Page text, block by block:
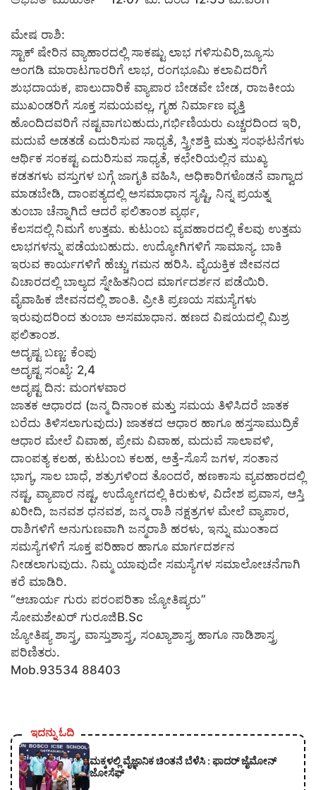
ಮೇಷ ರಾಶಿ:
ಸ್ಟಾಕ್ ಷೇರಿನ ವ್ಯಾಹಾರದಲ್ಲಿ ಸಾಕಷ್ಟು ಲಾಭ ಗಳಿಸುವಿರಿ,ಜ್ಯೂಸು
ಅಂಗಡಿ ಮಾರಾಟಗಾರರಿಗೆ ಲಾಭ, ರಂಗಭೂಮಿ ಕಲಾವಿದರಿಗೆ
ಶುಭದಾಯಕ, ಪಾಲುದಾರಿಕೆ ವ್ಯಾಪಾರ ಬೇಡವೇ ಬೇಡ, ರಾಜಕೀಯ
ಮುಖಂಡರಿಗೆ ಸೂಕ್ತ ಸಮಯವಲ್ಲ, ಗೃಹ ನಿರ್ಮಾಣ ವೃತ್ತಿ
ಹೊಂದಿದವರಿಗೆ ನಷ್ಟವಾಗಬಹುದು,ಗರ್ಭಿಣಿಯರು ಎಚ್ಚರದಿಂದ ಇರಿ,
ಮದುವೆ ಅಡತಡೆ ಎದುರಿಸುವ ಸಾಧ್ಯತೆ, ಸ್ತ್ರೀಶಕ್ತಿ ಮತ್ತು ಸಂಘಟನೆಗಳು
ಆರ್ಥಿಕ ಸಂಕಷ್ಟ ಎದುರಿಸುವ ಸಾಧ್ಯತೆ, ಕಛೇರಿಯಲ್ಲಿನ ಮುಖ್ಯ
ಕಡತಗಳು ವಸ್ತುಗಳ ಬಗ್ಗೆ ಜಾಗೃತಿ ವಹಿಸಿ, ಅಧಿಕಾರಿಗಳೊಡನೆ ವಾಗ್ವಾದ
ಮಾಡಬೇಡಿ, ದಾಂಪತ್ಯದಲ್ಲಿ ಅಸಮಾಧಾನ ಸೃಷ್ಟಿ, ನಿನ್ನ ಪ್ರಯತ್ನ
ತುಂಬಾ ಚೆನ್ನಾಗಿದೆ ಆದರೆ ಫಲಿತಾಂಶ ವ್ಯರ್ಥ,
ಕೆಲಸದಲ್ಲಿ ನಿಮಗೆ ಉತ್ತಮ. ಕುಟುಂಬ ವ್ಯವಹಾರದಲ್ಲಿ ಕೆಲವು ಉತ್ತಮ
ಲಾಭಗಳನ್ನು ಪಡೆಯಬಹುದು. ಉದ್ಯೋಗಿಗಳಿಗೆ ಸಾಮಾನ್ಯ. ಬಾಕಿ
ಇರುವ ಕಾರ್ಯಗಳಿಗೆ ಹೆಚ್ಚು ಗಮನ ಹರಿಸಿ. ವೈಯಕ್ತಿಕ ಜೀವನದ
ವಿಚಾರದಲ್ಲಿ ಬಾಲ್ಯದ ಸ್ನೇಹಿತನಿಂದ ಮಾರ್ಗದರ್ಶನ ಪಡೆಯಿರಿ.
ವೈವಾಹಿಕ ಜೀವನದಲ್ಲಿ ಶಾಂತಿ. ಪ್ರೀತಿ ಪ್ರಣಯ ಸಮಸ್ಯೆಗಳು
ಇರುವುದರಿಂದ ತುಂಬಾ ಅಸಮಾಧಾನ. ಹಣದ ವಿಷಯದಲ್ಲಿ ಮಿಶ್ರ
ಫಲಿತಾಂಶ.
ಅದೃಷ್ಟ ಬಣ್ಣ: ಕೆಂಪು
ಅದೃಷ್ಟ ಸಂಖ್ಯೆ: 2,4
ಅದೃಷ್ಟ ದಿನ: ಮಂಗಳವಾರ
ಜಾತಕ ಆಧಾರದ (ಜನ್ಮ ದಿನಾಂಕ ಮತ್ತು ಸಮಯ ತಿಳಿಸಿದರೆ ಜಾತಕ
ಬರೆದು ತಿಳಿಸಲಾಗುವುದು) ಜಾತಕದ ಆಧಾರ ಹಾಗೂ ಹಸ್ತಸಾಮುದ್ರಿಕೆ
ಆಧಾರ ಮೇಲೆ ವಿವಾಹ, ಪ್ರೇಮ ವಿವಾಹ, ಮದುವೆ ಸಾಲಾವಳಿ,
ದಾಂಪತ್ಯ ಕಲಹ, ಕುಟುಂಬ ಕಲಹ, ಅತ್ತೆ-ಸೊಸೆ ಜಗಳ, ಸಂತಾನ
ಭಾಗ್ಯ, ಸಾಲ ಬಾಧೆ, ಶತ್ರುಗಳಿಂದ ತೊಂದರೆ, ಹಣಕಾಸು ವ್ಯವಹಾರದಲ್ಲಿ
ನಷ್ಟ, ವ್ಯಾಪಾರ ನಷ್ಟ, ಉದ್ಯೋಗದಲ್ಲಿ ಕಿರುಕುಳ, ವಿದೇಶ ಪ್ರವಾಸ, ಆಸ್ತಿ
ಖರೀದಿ, ಜನವಶ ಧನವಶ, ಜನ್ಮ ರಾಶಿ ನಕ್ಷತ್ರಗಳ ಮೇಲೆ ವ್ಯಾಪಾರ,
ರಾಶಿಗಳಿಗೆ ಅನುಗುಣವಾಗಿ ಜನ್ಮರಾಶಿ ಹರಳು, ಇನ್ನು ಮುಂತಾದ
ಸಮಸ್ಯೆಗಳಿಗೆ ಸೂಕ್ತ ಪರಿಹಾರ ಹಾಗೂ ಮಾರ್ಗದರ್ಶನ
ನೀಡಲಾಗುವುದು. ನಿಮ್ಮ ಯಾವುದೇ ಸಮಸ್ಯೆಗಳ ಸಮಾಲೋಚನೆಗಾಗಿ
ಕರೆ ಮಾಡಿರಿ.
“ಆಚಾರ್ಯ ಗುರು ಪರಂಪರಿತಾ ಜ್ಯೋತಿಷ್ಯರು”
ಸೋಮಶೇಖರ್ ಗುರೂಜಿB.Sc
ಜ್ಯೋತಿಷ್ಯ ಶಾಸ್ತ್ರ, ವಾಸ್ತುಶಾಸ್ತ್ರ, ಸಂಖ್ಯಾಶಾಸ್ತ್ರ ಹಾಗೂ ನಾಡಿಶಾಸ್ತ್ರ
ಪರಿಣಿತರು.
Mob.93534 88403
ಇದನ್ನು ಓದಿ
ಮಕ್ಕಳಲ್ಲಿ ವೈಜ್ಞಾನಿಕ ಚಿಂತನೆ ಬೆಳೆಸಿ : ಫಾದರ್ ಜೈಮೋನ್
ಜೋಸೆಫ್